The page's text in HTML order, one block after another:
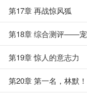
第17章 再战惊风狐
第18章 综合测评——
第19章 惊人的意志力
第20章 第一名，林默！